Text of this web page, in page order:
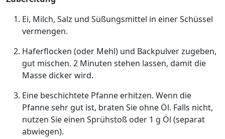
Ei, Milch, Salz und Süßungsmittel in einer Schüssel
vermengen.
Haferflocken (oder Mehl) und Backpulver zugeben,
gut mischen. 2 Minuten stehen lassen, damit die
Masse dicker wird.
Eine beschichtete Pfanne erhitzen. Wenn die
Pfanne sehr gut ist, braten Sie ohne Öl. Falls nicht,
nutzen Sie einen Sprühstoß oder 1 g Öl (separat
abwiegen).